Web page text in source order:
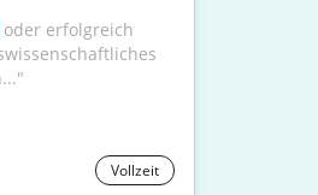
oder erfolgreich
Vollzeit